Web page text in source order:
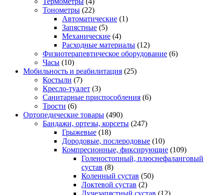
Тонометры (22)
Автоматические (1)
Запястные (5)
Механические (4)
Расходные материалы (12)
Физиотерапевтическое оборудование (6)
Часы (10)
Мобильность и реабилитация (25)
Костыли (7)
Кресло-туалет (3)
Санитарные приспособления (6)
Трости (6)
Ортопедические товары (490)
Бандажи, ортезы, корсеты (247)
Грыжевые (18)
Дородовые, послеродовые (10)
Компресионные, фиксирующие (109)
Голеностопный, плюснефаланговый
сустав (8)
Коленный сустав (50)
Локтевой сустав (2)